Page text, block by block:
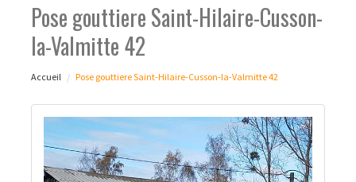
Pose gouttiere Saint-Hilaire-Cusson-
la-Valmitte 42
Accueil Pose gouttiere Saint-Hilaire-Cusson-la-Valmitte 42